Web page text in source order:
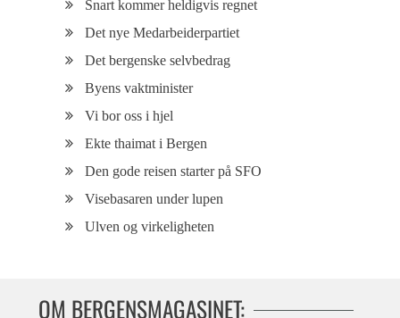
Snart kommer heldigvis regnet
Det nye Medarbeiderpartiet
Det bergenske selvbedrag
Byens vaktminister
Vi bor oss i hjel
Ekte thaimat i Bergen
Den gode reisen starter på SFO
Visebasaren under lupen
Ulven og virkeligheten
OM BERGENSMAGASINET: